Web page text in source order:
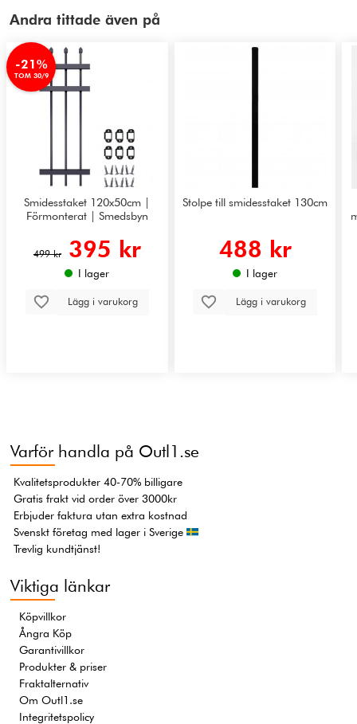
Andra tittade även på
-21%
TOM 30/9
Smidesstaket 120x50cm |
Förmonterat | Smedsbyn
499 kr 395 kr
I lager
Lägg i varukorg
Stolpe till smidesstaket 130cm
488 kr
I lager
Lägg i varukorg
Varför handla på Outl1.se
Kvalitetsprodukter 40-70% billigare
Gratis frakt vid order över 3000kr
Erbjuder faktura utan extra kostnad
Svenskt företag med lager i Sverige
Trevlig kundtjänst!
Viktiga länkar
Köpvillkor
Ångra Köp
Garantivillkor
Produkter & priser
Fraktalternativ
Om Outl1.se
Integritetspolicy